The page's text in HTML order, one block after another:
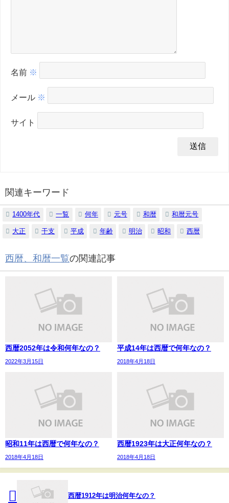
名前 ※
メール ※
サイト
関連キーワード
1400年代 一覧 何年 元号 和暦 和暦元号
大正 干支 平成 年齢 明治 昭和 西暦
西暦、和暦一覧の関連記事
西暦2052年は令和何年なの？
2022年3月15日
平成14年は西暦で何年なの？
2018年4月18日
昭和11年は西暦で何年なの？
2018年4月18日
西暦1923年は大正何年なの？
2018年4月18日
西暦1912年は明治何年なの？